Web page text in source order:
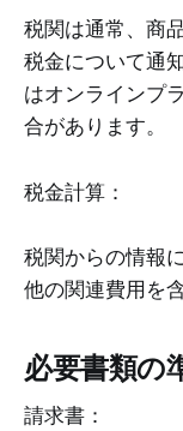
税関は通常、商
税金について通
はオンラインプ
合があります。
税金計算：
税関からの情報
他の関連費用を
必要書類の
請求書：